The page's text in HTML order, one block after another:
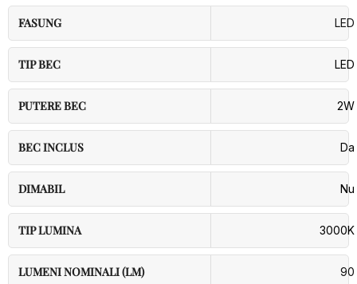
FASUNG LED
TIP BEC LED
PUTERE BEC 2W
BEC INCLUS Da
DIMABIL Nu
TIP LUMINA 3000K
LUMENI NOMINALI (LM) 90